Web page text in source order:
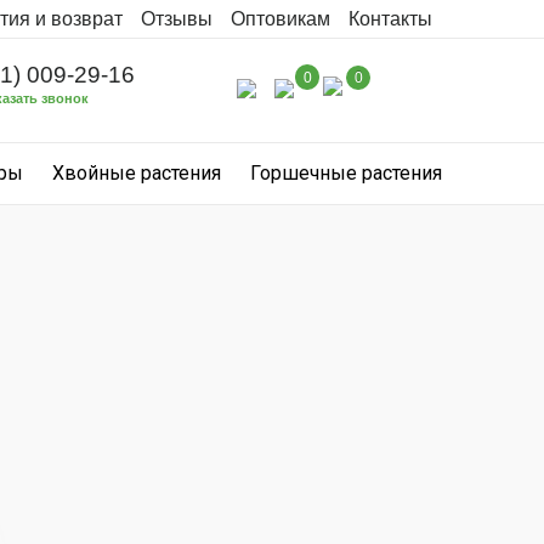
и возврат Отзывы Оптовикам Контакты
009-29-16
звонок
0 0
Хвойные растения Горшечные растения